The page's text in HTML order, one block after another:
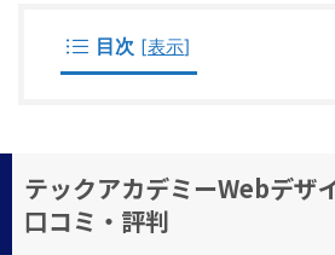
目次 [表示]
テックアカデミーWebデザ
口コミ・評判